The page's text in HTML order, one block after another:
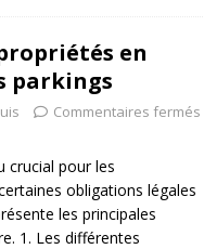
en
parkings
Commentaires fermés
crucial pour les
obligations légales
les principales
1. Les différentes